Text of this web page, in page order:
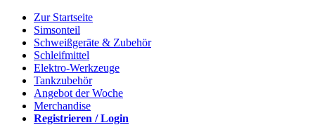
Zur Startseite
Simsonteil
Schweißgeräte & Zubehör
Schleifmittel
Elektro-Werkzeuge
Tankzubehör
Angebot der Woche
Merchandise
Registrieren / Login